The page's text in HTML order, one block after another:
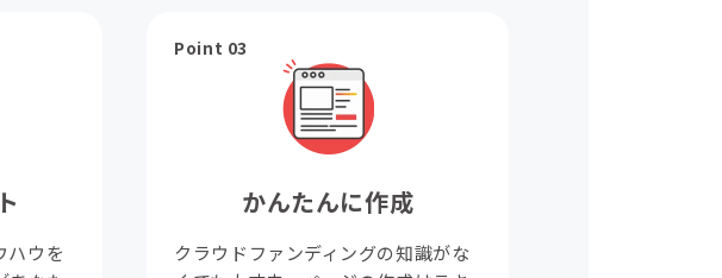
ハウを
Point 03
かんたんに作成
クラウドファンディングの知識がな